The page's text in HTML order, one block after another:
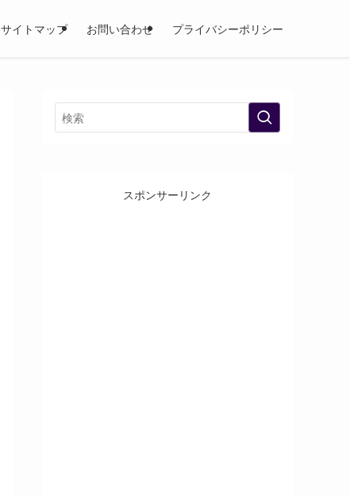
サイトマップ お問い合わせ プライバシーポリシー
スポンサーリンク